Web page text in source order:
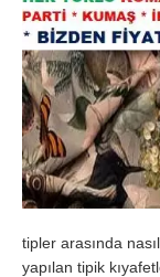
tipler arasında
yapılan tipik